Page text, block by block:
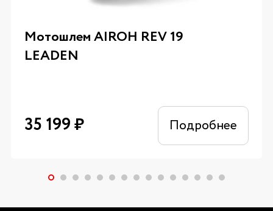
Мотошлем AIROH REV 19
LEADEN
35 199₽ Подробнее